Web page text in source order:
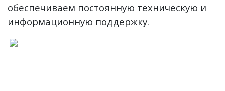
обеспечиваем постоянную техническую и
информационную поддержку.